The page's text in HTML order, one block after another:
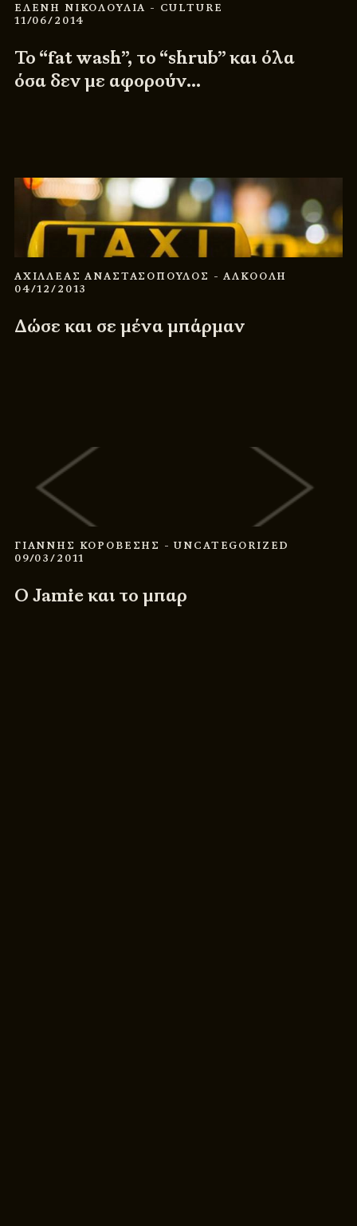
ΕΛΕΝΗ ΝΙΚΟΛΟΥΛΙΑ - CULTURE
11/06/2014
Το “fat wash”, το “shrub” και όλα
όσα δεν με αφορούν…
ΑΧΙΛΛΕΑΣ ΑΝΑΣΤΑΣΟΠΟΥΛΟΣ - ΑΛΚΟΟΛΗ
04/12/2013
Δώσε και σε μένα μπάρμαν
ΓΙΑΝΝΗΣ ΚΟΡΟΒΕΣΗΣ - UNCATEGORIZED
09/03/2011
Ο Jamie και το μπαρ